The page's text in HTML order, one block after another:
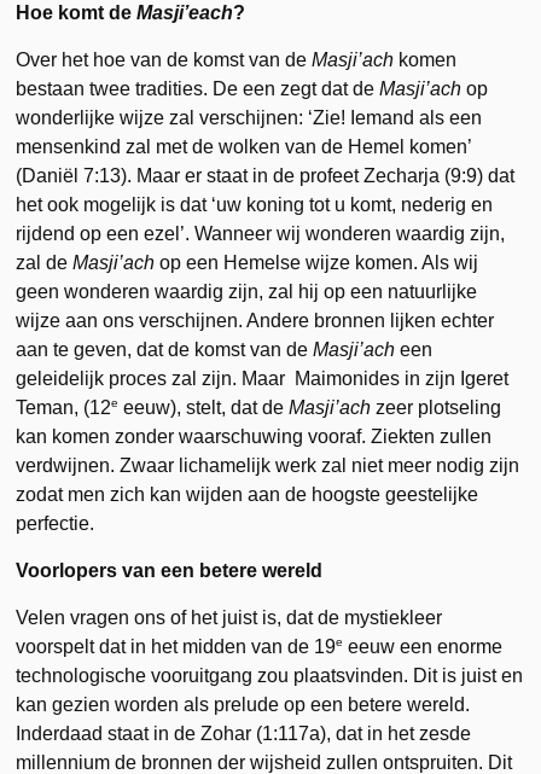
Hoe komt deMasji’each?
Over het hoe van de komst van deMasji’ach komen
bestaan twee tradities. De een zegt dat deMasji’ach op
wonderlijke wijze zal verschijnen: ‘Zie! Iemand als een
mensenkind zal met de wolken van de Hemel komen’
(Daniël 7:13). Maar er staat in de profeet Zecharja (9:9) dat
het ook mogelijk is dat ‘uw koning tot u komt, nederig en
rijdend op een ezel’. Wanneer wij wonderen waardig zijn,
zal deMasji’ach op een Hemelse wijze komen. Als wij
geen wonderen waardig zijn, zal hij op een natuurlijke
wijze aan ons verschijnen. Andere bronnen lijken echter
aan te geven, dat de komst van deMasji’ach een
geleidelijk proces zal zijn. Maar Maimonides in zijn Igeret
Teman, (12e eeuw), stelt, dat deMasji’ach zeer plotseling
kan komen zonder waarschuwing vooraf. Ziekten zullen
verdwijnen. Zwaar lichamelijk werk zal niet meer nodig zijn
zodat men zich kan wijden aan de hoogste geestelijke
perfectie.
Voorlopers van een betere wereld
Velen vragen ons of het juist is, dat de mystiekleer
voorspelt dat in het midden van de 19e eeuw een enorme
technologische vooruitgang zou plaatsvinden. Dit is juist en
kan gezien worden als prelude op een betere wereld.
Inderdaad staat in de Zohar (1:117a), dat in het zesde
millennium de bronnen der wijsheid zullen ontspruiten. Dit